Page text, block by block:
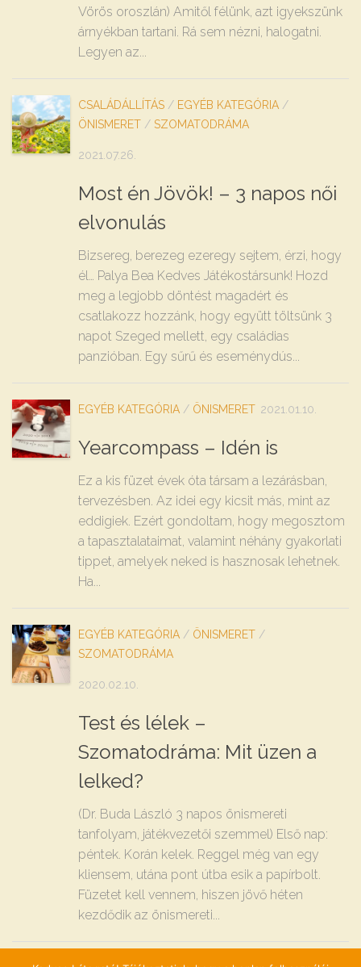
Vörös oroszlán) Amitől félünk, azt igyekszünk
árnyékban tartani. Rá sem nézni, halogatni.
Legyen az...
CSALÁDÁLLÍTÁS / EGYÉB KATEGÓRIA /
ÖNISMERET / SZOMATODRÁMA
2021.07.26.
Most én Jövök! – 3 napos női
elvonulás
Bizsereg, berezeg ezeregy sejtem, érzi, hogy
él… Palya Bea Kedves Játékostársunk! Hozd
meg a legjobb döntést magadért és
csatlakozz hozzánk, hogy együtt töltsünk 3
napot Szeged mellett, egy családias
panzióban. Egy sűrű és eseménydús...
EGYÉB KATEGÓRIA / ÖNISMERET 2021.01.10.
Yearcompass – Idén is
Ez a kis füzet évek óta társam a lezárásban,
tervezésben. Az idei egy kicsit más, mint az
eddigiek. Ezért gondoltam, hogy megosztom
a tapasztalataimat, valamint néhány gyakorlati
tippet, amelyek neked is hasznosak lehetnek.
Ha...
EGYÉB KATEGÓRIA / ÖNISMERET /
SZOMATODRÁMA
2020.02.10.
Test és lélek –
Szomatodráma: Mit üzen a
lelked?
(Dr. Buda László 3 napos önismereti
tanfolyam, játékvezetői szemmel) Első nap:
péntek. Korán kelek. Reggel még van egy
kliensem, utána pont útba esik a papírbolt.
Füzetet kell vennem, hiszen jövő héten
kezdődik az önismereti...